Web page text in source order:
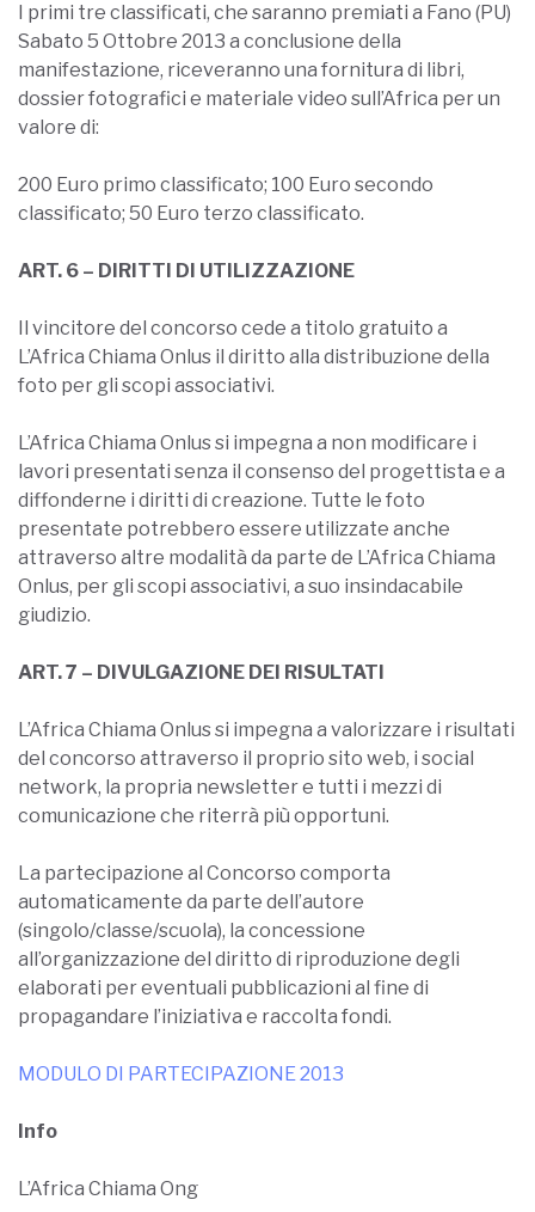
I primi tre classificati, che saranno premiati a Fano (PU)
Sabato 5 Ottobre 2013 a conclusione della
manifestazione, riceveranno una fornitura di libri,
dossier fotografici e materiale video sull’Africa per un
valore di:
200 Euro primo classificato; 100 Euro secondo
classificato; 50 Euro terzo classificato.
ART. 6 – DIRITTI DI UTILIZZAZIONE
Il vincitore del concorso cede a titolo gratuito a
L’Africa Chiama Onlus il diritto alla distribuzione della
foto per gli scopi associativi.
L’Africa Chiama Onlus si impegna a non modificare i
lavori presentati senza il consenso del progettista e a
diffonderne i diritti di creazione. Tutte le foto
presentate potrebbero essere utilizzate anche
attraverso altre modalità da parte de L’Africa Chiama
Onlus, per gli scopi associativi, a suo insindacabile
giudizio.
ART. 7 – DIVULGAZIONE DEI RISULTATI
L’Africa Chiama Onlus si impegna a valorizzare i risultati
del concorso attraverso il proprio sito web, i social
network, la propria newsletter e tutti i mezzi di
comunicazione che riterrà più opportuni.
La partecipazione al Concorso comporta
automaticamente da parte dell’autore
(singolo/classe/scuola), la concessione
all’organizzazione del diritto di riproduzione degli
elaborati per eventuali pubblicazioni al fine di
propagandare l’iniziativa e raccolta fondi.
MODULO DI PARTECIPAZIONE 2013
Info
L’Africa Chiama Ong